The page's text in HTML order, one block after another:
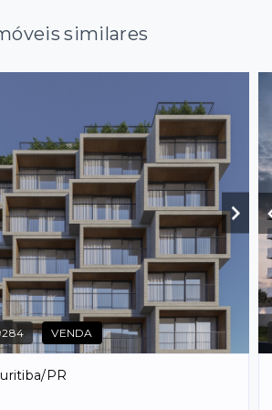
similares
VENDA
PR